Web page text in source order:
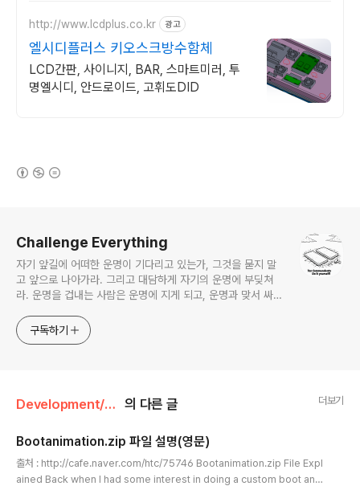
http://www.lcdplus.co.kr 광고
엘시디플러스 키오스크방수함체
LCD간판, 사이니지, BAR, 스마트미러, 투
명엘시디, 안드로이드, 고휘도DID
Challenge Everything
자기 앞길에 어떠한 운명이 기다리고 있는가, 그것을 묻지 말
고 앞으로 나아가라. 그리고 대담하게 자기의 운명에 부딪쳐
라. 운명을 겁내는 사람은 운명에 지게 되고, 운명과 맞서 싸우
구독하기
Development/안드로이드 활용하기 의 다른 글 더보기
Bootanimation.zip 파일 설명(영문)
출처 : http://cafe.naver.com/htc/75746 Bootanimation.zip File Expl
ained Back when I had some interest in doing a custom boot ani